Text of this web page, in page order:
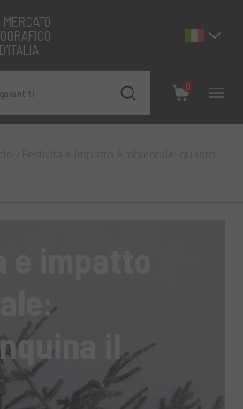
D’ITALIA
0
e impatto
il